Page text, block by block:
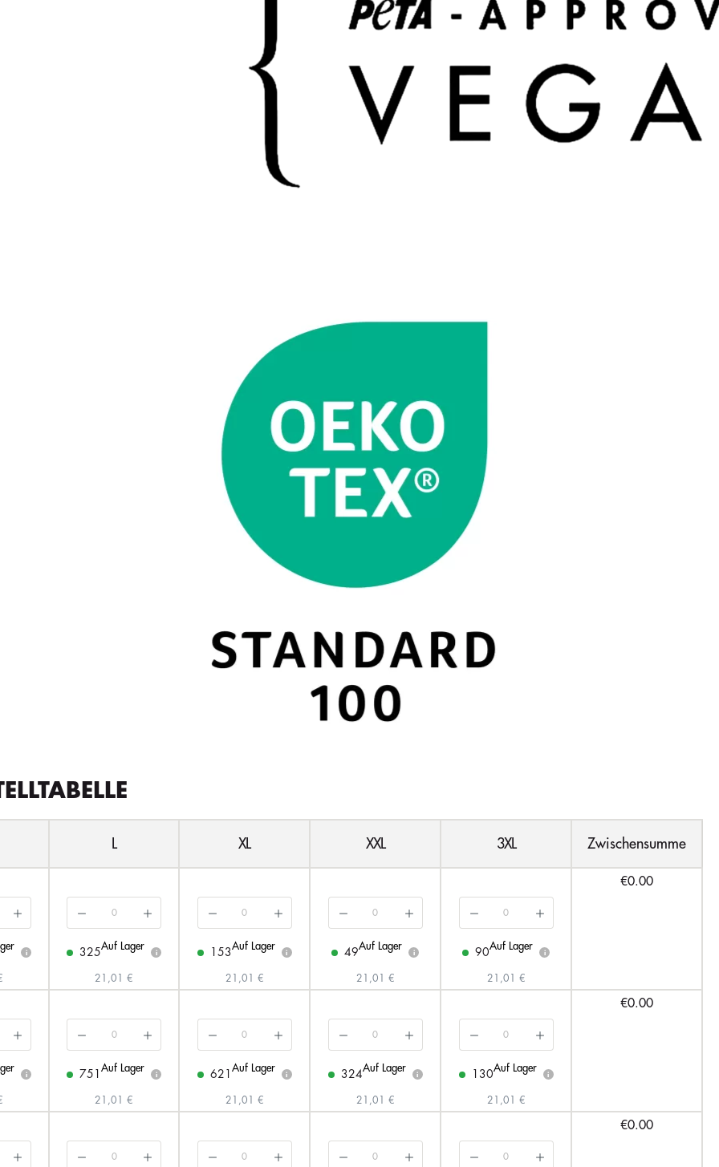
XL XXL 3XL Zwischensumme
i 325
Auf Lager
i
21,01 €
153
Auf Lager
i
21,01 €
49
Auf Lager
i
21,01 €
90
Auf Lager
i
21,01 €
€0.00
i 751
Auf Lager
i
21,01 €
621
Auf Lager
i
21,01 €
324
Auf Lager
i
21,01 €
130
Auf Lager
i
21,01 €
€0.00
€0.00